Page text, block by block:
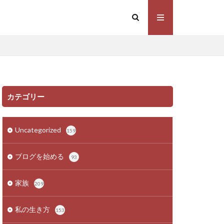
カテゴリー
Uncategorized 159
ブログを始める 93
家族 209
私の生き方 153